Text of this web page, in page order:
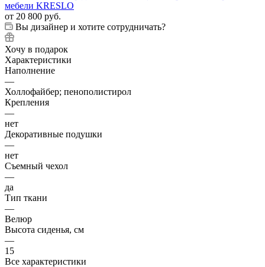
от 20 800 руб.
Вы дизайнер и хотите сотрудничать?
Хочу в подарок
Характеристики
Наполнение
—
Холлофайбер; пенополистирол
Крепления
—
нет
Декоративные подушки
—
нет
Съемный чехол
—
да
Тип ткани
—
Велюр
Высота сиденья, см
—
15
Все характеристики